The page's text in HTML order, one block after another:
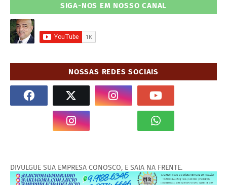
SIGA-NOS EM NOSSO CANAL
NOSSAS REDES SOCIAIS
DIVULGUE SUA EMPRESA CONOSCO, E SAIA NA FRENTE.